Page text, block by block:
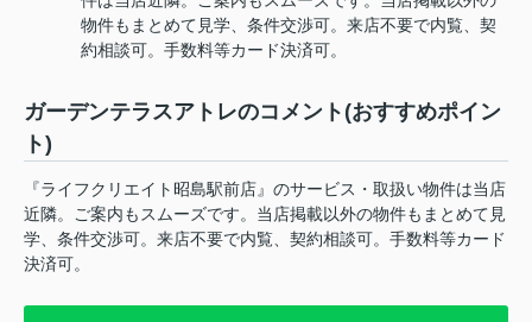
物件もまとめて見学、条件交渉可。来店不要で内覧、契
約相談可。手数料等カード決済可。
ガーデンテラスアトレのコメント(おすすめポイン
ト)
『ライフクリエイト昭島駅前店』のサービス・取扱い物件は当店
近隣。ご案内もスムーズです。当店掲載以外の物件もまとめて見
学、条件交渉可。来店不要で内覧、契約相談可。手数料等カード
決済可。